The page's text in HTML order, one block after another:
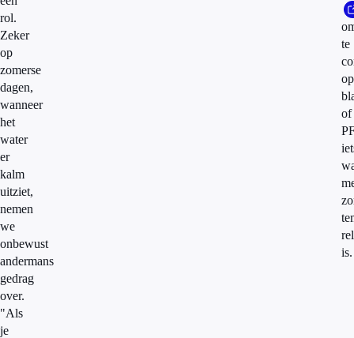
rol.
Zeker
op
zomerse
dagen,
wanneer
het
water
er
kalm
uitziet,
nemen
we
onbewust
andermans
gedrag
over.
"Als
je
te
op
of
is.